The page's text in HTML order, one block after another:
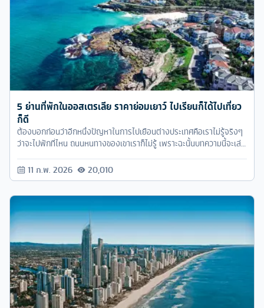
5 ย่านที่พักในออสเตรเลีย ราคาย่อมเยาว์ ไปเรียนก็ได้ไปเที่ยว
ก็ดี
ต้องบอกก่อนว่าอีกหนึ่งปัญหาในการไปเยือนต่างประเทศคือเราไม่รู้จริงๆ
ว่าจะไปพักที่ไหน ถนนหนทางของเขาเราก็ไม่รู้ เพราะฉะนั้นบทความนี้จะเล่า
ราคาย่อมเยาว์
11 ก.พ. 2026 20,010